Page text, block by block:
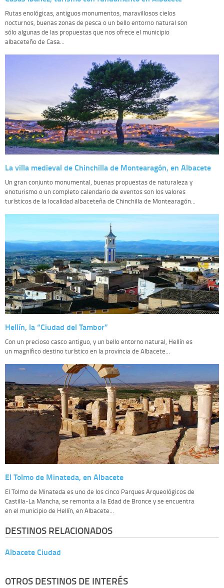
Rutas enológicas, antiguos monumentos, maravillosos cielos
nocturnos, buenas zonas de pesca o un bello entorno natural son
sólo algunas de las propuestas que nos ofrece el municipio
albaceteño de Casa...
La villa medieval de Chinchilla de Montearagón, en Albacete
Un gran conjunto monumental, buenas propuestas de naturaleza y
enoturismo o un completo calendario de eventos son los valores
turísticos de la localidad albaceteña de Chinchilla de Montearagón...
Hellín, la “Ciudad del Tambor”
Con un precioso casco antiguo, y un bello entorno natural, Hellín es
un magnífico destino turístico en la provincia de Albacete...
El Tolmo de Minateda, en Albacete
El Tolmo de Minateda es uno de los cinco Parques Arqueológicos de
Castilla-La Mancha, se remonta a la Edad de Bronce y se encuentra
en el municipio de Hellín, en Albacete...
DESTINOS RELACIONADOS
Albacete Ciudad
OTROS DESTINOS DE INTERÉS